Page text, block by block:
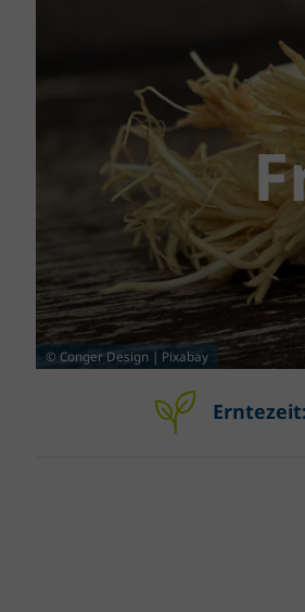
© Conger Design | Pixabay
Erntezeit: